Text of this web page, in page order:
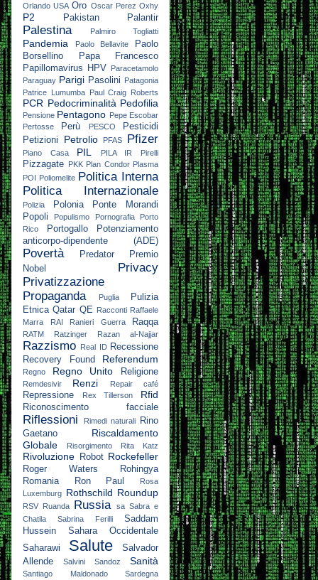
Orlando USA Oro Oscar Perez Oxhy
P2 Pakistan Palantir
Palestina Palmiro Togliatti
Pandemia Paolo Bellavite
Paolo
Borsellino
Papa Francesco
Papillomavirus HPV
Paracetamolo
Paraguay Parigi Pasolini Patagonia
Patrice Lumumba
Paul Craig Roberts
PCR Pedocriminalità Pedofilia
Pensione Pentagono Pepe Escobar
Pertosse
Perù PESCO
Pesticidi
Petizioni
Petrolio PFAS Pfizer
Piano Casa PIL PILA IR Pirelli
Pizzagate PKK Plan Condor Plasma
POI Poliomelite Politica Interna
Politica Internazionale
Polizia Polonia
Ponte Morandi
Popoli
Populismo Pornografia
Porto
Rico
Portogallo
Potenziamento
anticorpo-dipendente (ADE)
Povertà Predator
Premio
Nobel
Privacy
Privatizzazione
Propaganda
Puglia
Pulizia
Etnica Qatar QE Racconti Raffaele
Marra
RAI Ranieri Guerra Raqqa
RATM Ratzinger Razan al-Najjar
Razzismo Real ID Recessione
Recovery Found
Referendum
Regno Regno Unito Religione
Remdesivir Renzi Repair café
Repressione Rex Tillerson Rfid
Riconoscimento facciale
Riflessioni Rimedi naturali
Rino
Gaetano
Riscaldamento
Globale
Risorgimento Rita Katz
Rivoluzione Robot Rockefeller
Roger Waters
Rohingya
Romania
Ron Paul
Rosa
Luxemburg Rothschild Roundup
RSV Ruanda Russia sa Sabra e
Chatila
Sabrina Ferilli
Saddam
Hussein
Sahara Occidentale
Saharawi
Salute
Salvador
Allende
Salvini Sandoz Sanità
Santiago Maldonado Sardegna